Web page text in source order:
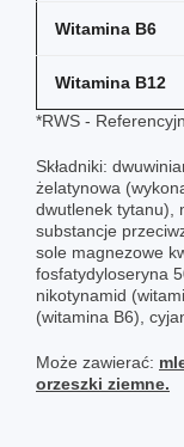
Witamina B6
Witamina B12
*RWS -
Składniki:
żelatynowa
dwutlenek tytanu),
substancje
sole magnezowe
fosfatydyloseryna
nikotynamid
(witamina B6),
Może zawierać:
orzeszki ziemne.